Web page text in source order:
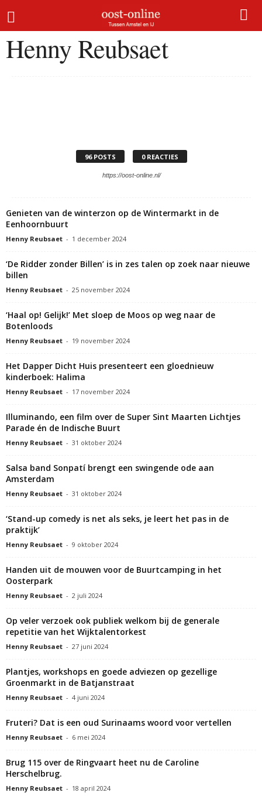
Home Posts van Henny Reubsaet
Henny Reubsaet
96 POSTS 0 REACTIES
https://oost-online.nl/
Genieten van de winterzon op de Wintermarkt in de
Eenhoornbuurt
Henny Reubsaet - 1 december 2024
‘De Ridder zonder Billen’ is in zes talen op zoek naar nieuwe
billen
Henny Reubsaet - 25 november 2024
‘Haal op! Gelijk!’ Met sloep de Moos op weg naar de
Botenloods
Henny Reubsaet - 19 november 2024
Het Dapper Dicht Huis presenteert een gloednieuw
kinderboek: Halima
Henny Reubsaet - 17 november 2024
Illuminando, een film over de Super Sint Maarten Lichtjes
Parade én de Indische Buurt
Henny Reubsaet - 31 oktober 2024
Salsa band Sonpatí brengt een swingende ode aan
Amsterdam
Henny Reubsaet - 31 oktober 2024
‘Stand-up comedy is net als seks, je leert het pas in de
praktijk’
Henny Reubsaet - 9 oktober 2024
Handen uit de mouwen voor de Buurtcamping in het
Oosterpark
Henny Reubsaet - 2 juli 2024
Op veler verzoek ook publiek welkom bij de generale
repetitie van het Wijktalentorkest
Henny Reubsaet - 27 juni 2024
Plantjes, workshops en goede adviezen op gezellige
Groenmarkt in de Batjanstraat
Henny Reubsaet - 4 juni 2024
Fruteri? Dat is een oud Surinaams woord voor vertellen
Henny Reubsaet - 6 mei 2024
Brug 115 over de Ringvaart heet nu de Caroline
Herschelbrug.
Henny Reubsaet - 18 april 2024